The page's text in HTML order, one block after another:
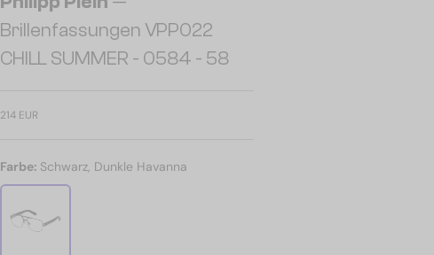
Brillenfassungen VPP022
CHILL SUMMER - 0584 - 58
214 EUR
Farbe: Schwarz, Dunkle Havanna